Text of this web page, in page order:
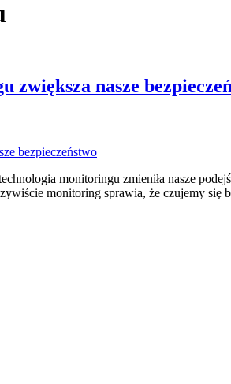
zwiększa nasze
monitoringu zmieniła nasze
monitoring sprawia, że czujemy się